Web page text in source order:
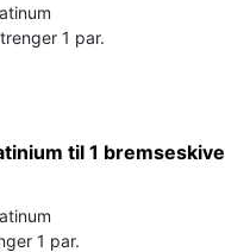
1 par.
til 1 bremseskive
1 par.